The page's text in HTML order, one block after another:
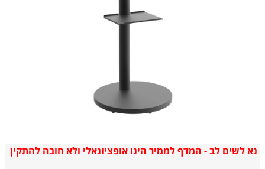
נא לשים לב - המדף לממיר הינו אופציונאלי ולא חובה להתקין